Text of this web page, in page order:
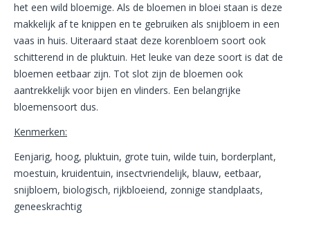
het een wild bloemige. Als de bloemen in bloei staan is deze
makkelijk af te knippen en te gebruiken als snijbloem in een
vaas in huis. Uiteraard staat deze korenbloem soort ook
schitterend in de pluktuin. Het leuke van deze soort is dat de
bloemen eetbaar zijn. Tot slot zijn de bloemen ook
aantrekkelijk voor bijen en vlinders. Een belangrijke
bloemensoort dus.
Kenmerken:
Eenjarig, hoog, pluktuin, grote tuin, wilde tuin, borderplant,
moestuin, kruidentuin, insectvriendelijk, blauw, eetbaar,
snijbloem, biologisch, rijkbloeiend, zonnige standplaats,
geneeskrachtig